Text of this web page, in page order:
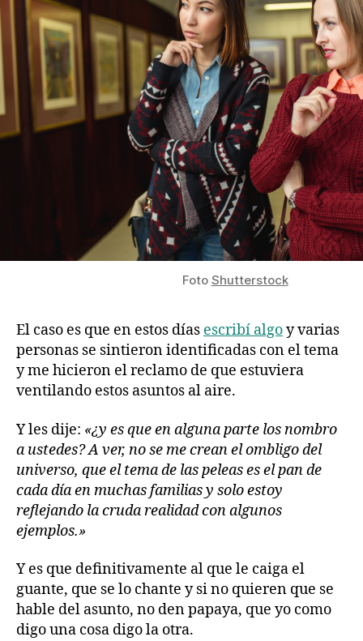
Foto Shutterstock
El caso es que en estos días escribí algoy varias
personas se sintieron identificadas con el tema
y me hicieron el reclamo de que estuviera
ventilando estos asuntos al aire.
Y les dije: «¿y es que en alguna parte los nombro
a ustedes?A ver, no se me crean el ombligo del
universo, que el tema de las peleas es el pan de
cada día en muchas familias y solo estoy
reflejando la cruda realidad con algunos
ejemplos.»
Y es que definitivamente al que le caiga el
guante, que se lo chante y si no quieren que se
hable del asunto, no den papaya, que yo como
digo una cosa digo la otra.